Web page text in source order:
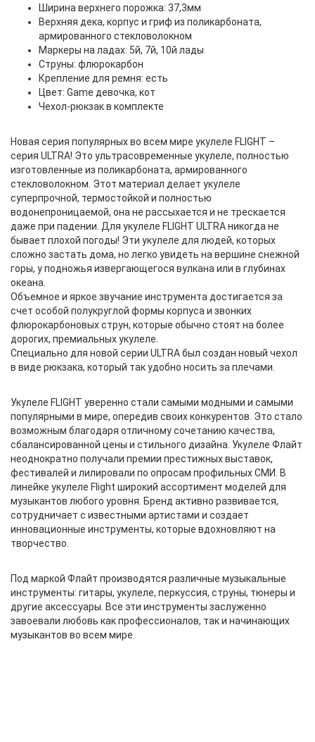
Ширина верхнего порожка: 37,3мм
Верхняя дека, корпус и гриф из поликарбоната,
армированного стекловолокном
Маркеры на ладах: 5й, 7й, 10й лады
Струны: флюрокарбон
Крепление для ремня: есть
Цвет: Game девочка, кот
Чехол-рюкзак в комплекте
Новая серия популярных во всем мире укулеле FLIGHT –
серия ULTRA! Это ультрасовременные укулеле, полностью
изготовленные из поликарбоната, армированного
стекловолокном. Этот материал делает укулеле
суперпрочной, термостойкой и полностью
водонепроницаемой, она не рассыхается и не трескается
даже при падении. Для укулеле FLIGHT ULTRA никогда не
бывает плохой погоды! Эти укулеле для людей, которых
сложно застать дома, но легко увидеть на вершине снежной
горы, у подножья извергающегося вулкана или в глубинах
океана.
Объемное и яркое звучание инструмента достигается за
счет особой полукруглой формы корпуса и звонких
флюрокарбоновых струн, которые обычно стоят на более
дорогих, премиальных укулеле.
Специально для новой серии ULTRA был создан новый чехол
в виде рюкзака, который так удобно носить за плечами.
Укулеле FLIGHT уверенно стали самыми модными и самыми
популярными в мире, опередив своих конкурентов. Это стало
возможным благодаря отличному сочетанию качества,
сбалансированной цены и стильного дизайна. Укулеле Флайт
неоднократно получали премии престижных выставок,
фестивалей и лилировали по опросам профильных СМИ. В
линейке укулеле Flight широкий ассортимент моделей для
музыкантов любого уровня. Бренд активно развивается,
сотрудничает с известными артистами и создает
инновационные инструменты, которые вдохновляют на
творчество.
Под маркой Флайт производятся различные музыкальные
инструменты: гитары, укулеле, перкуссия, струны, тюнеры и
другие аксессуары. Все эти инструменты заслуженно
завоевали любовь как профессионалов, так и начинающих
музыкантов во всем мире.